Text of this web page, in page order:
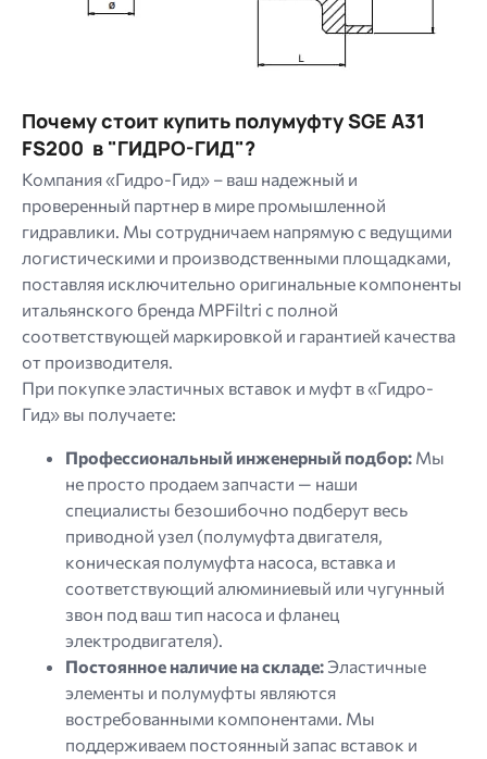
Почему стоит купить полумуфту SGE A31
FS200 в "ГИДРО-ГИД"?
Компания «Гидро-Гид» – ваш надежный и
проверенный партнер в мире промышленной
гидравлики. Мы сотрудничаем напрямую с ведущими
логистическими и производственными площадками,
поставляя исключительно оригинальные компоненты
итальянского бренда MPFiltri с полной
соответствующей маркировкой и гарантией качества
от производителя.
При покупке эластичных вставок и муфт в «Гидро-
Гид» вы получаете:
Профессиональный инженерный подбор: Мы
не просто продаем запчасти — наши
специалисты безошибочно подберут весь
приводной узел (полумуфта двигателя,
коническая полумуфта насоса, вставка и
соответствующий алюминиевый или чугунный
звон под ваш тип насоса и фланец
электродвигателя).
Постоянное наличие на складе: Эластичные
элементы и полумуфты являются
востребованными компонентами. Мы
поддерживаем постоянный запас вставок и